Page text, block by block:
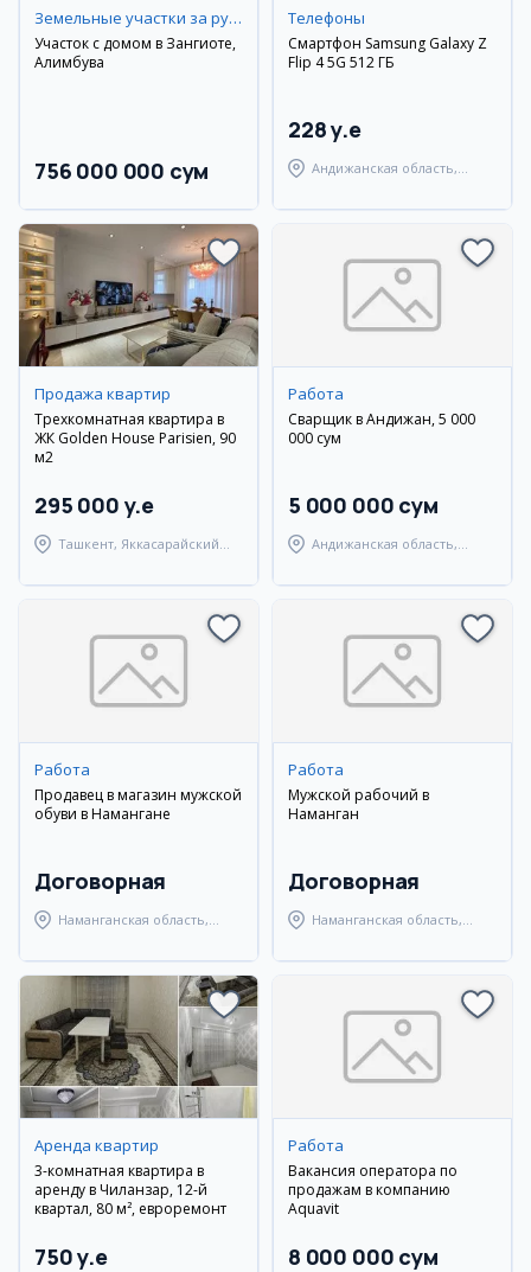
Земельные участки за рубежом
Участок с домом в Зангиоте,
Алимбува
756 000 000 сум
Телефоны
Смартфон Samsung Galaxy Z
Flip 4 5G 512 ГБ
228 y.e
Андижанская область,
Продажа квартир
Трехкомнатная квартира в
ЖК Golden House Parisien, 90
м2
295 000 y.e
Ташкент, Яккасарайский
Работа
Сварщик в Андижан, 5 000
000 сум
5 000 000 сум
Андижанская область,
Работа
Продавец в магазин мужской
обуви в Намангане
Договорная
Наманганская область,
Работа
Мужской рабочий в
Наманган
Договорная
Наманганская область,
Аренда квартир
3-комнатная квартира в
аренду в Чиланзар, 12-й
квартал, 80 м², евроремонт
750 y.e
Работа
Вакансия оператора по
продажам в компанию
Aquavit
8 000 000 сум